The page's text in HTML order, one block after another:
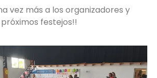
vez más a los organizadores y
festejos!!